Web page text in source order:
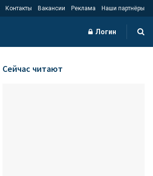
Контакты Вакансии Реклама Наши партнёры
Логин
Сейчас читают